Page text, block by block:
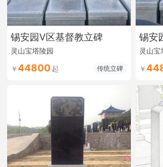
锡安园V区基督教立碑
灵山宝塔陵园
44800 传统立碑
锡安
灵山宝